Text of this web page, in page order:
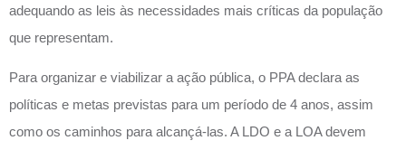
adequando as leis às necessidades mais críticas da população
que representam.
Para organizar e viabilizar a ação pública, o PPA declara as
políticas e metas previstas para um período de 4 anos, assim
como os caminhos para alcançá-las. A LDO e a LOA devem